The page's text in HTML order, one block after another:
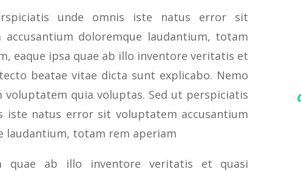
unde omnis iste natus error sit
accusantium doloremque laudantium, totam
eaque ipsa quae ab illo inventore veritatis et
beatae vitae dicta sunt explicabo. Nemo
voluptatem quia voluptas. Sed ut perspiciatis
iste natus error sit voluptatem accusantium
laudantium, totam rem aperiam
quae ab illo inventore veritatis et quasi